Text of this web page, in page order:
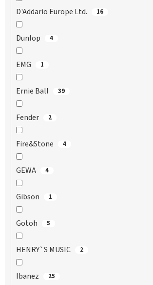
D'Addario Europe Ltd. 16
Dunlop 4
EMG 1
Ernie Ball 39
Fender 2
Fire&Stone 4
GEWA 4
Gibson 1
Gotoh 5
HENRY`S MUSIC 2
Ibanez 25